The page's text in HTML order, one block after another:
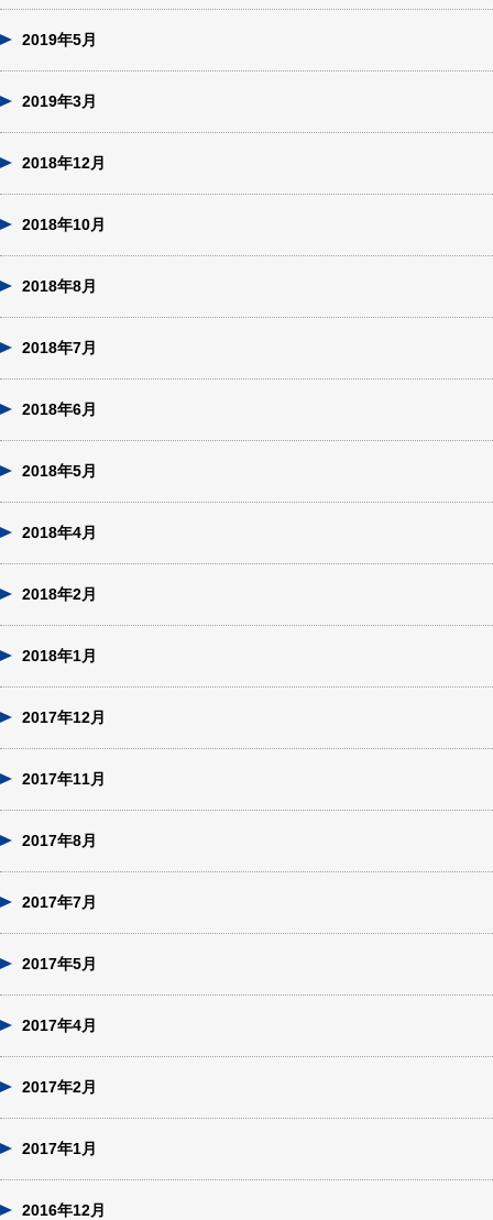
2019年5月
2019年3月
2018年12月
2018年10月
2018年8月
2018年7月
2018年6月
2018年5月
2018年4月
2018年2月
2018年1月
2017年12月
2017年11月
2017年8月
2017年7月
2017年5月
2017年4月
2017年2月
2017年1月
2016年12月